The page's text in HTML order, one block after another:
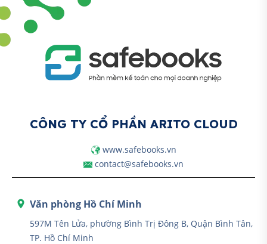
CÔNG TY CỔ PHẦN ARITO CLOUD
www.safebooks.vn
contact@safebooks.vn
Văn phòng Hồ Chí Minh
597M Tên Lửa, phường Bình Trị Đông B, Quận Bình Tân,
TP. Hồ Chí Minh